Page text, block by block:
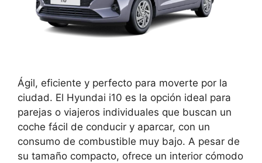
Ágil, eficiente y perfecto para moverte por la
ciudad. El Hyundai i10 es la opción ideal para
parejas o viajeros individuales que buscan un
coche fácil de conducir y aparcar, con un
consumo de combustible muy bajo. A pesar de
su tamaño compacto, ofrece un interior cómodo